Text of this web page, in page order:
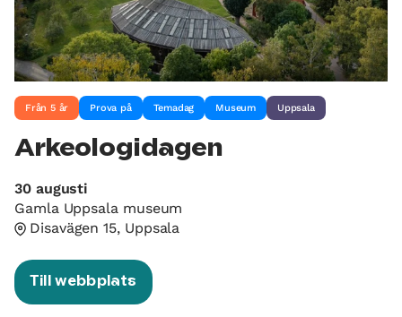
Från 5 år Prova på Temadag Museum Uppsala
Arkeologidagen
30 augusti
Gamla Uppsala museum
Disavägen 15, Uppsala
Till webbplats